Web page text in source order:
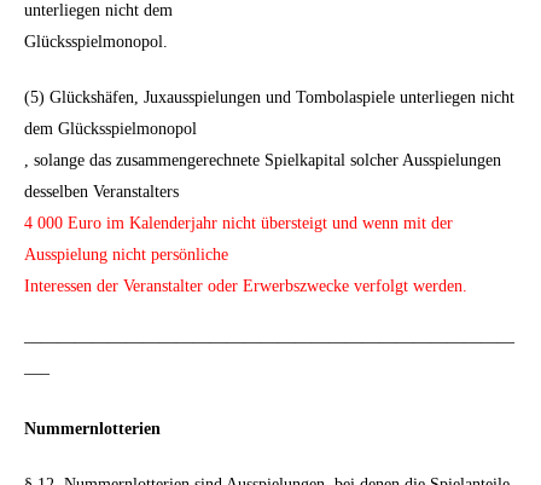
unterliegen nicht dem
Glücksspielmonopol.
(5) Glückshäfen, Juxausspielungen und Tombolaspiele unterliegen nicht
dem Glücksspielmonopol
, solange das zusammengerechnete Spielkapital solcher Ausspielungen
desselben Veranstalters
4 000 Euro im Kalenderjahr nicht übersteigt und wenn mit der
Ausspielung nicht persönliche
Interessen der Veranstalter oder Erwerbszwecke verfolgt werden.
—————————————————————————————
—–
Nummernlotterien